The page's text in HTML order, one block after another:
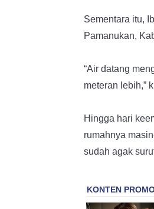
Sementara itu,
Pamanukan,
“Air datang
meteran lebih,”
Hingga hari
rumahnya
sudah agak